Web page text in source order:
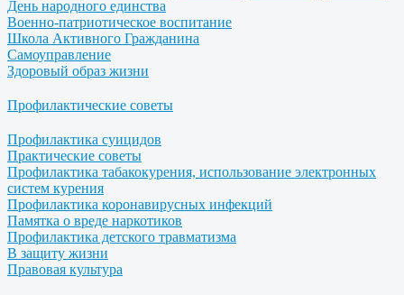
День народного единства
Военно-патриотическое воспитание
Школа Активного Гражданина
Самоуправление
Здоровый образ жизни
Профилактические советы
Профилактика суицидов
Практические советы
Профилактика табакокурения, использование электронных
систем курения
Профилактика коронавирусных инфекций
Памятка о вреде наркотиков
Профилактика детского травматизма
В защиту жизни
Правовая культура